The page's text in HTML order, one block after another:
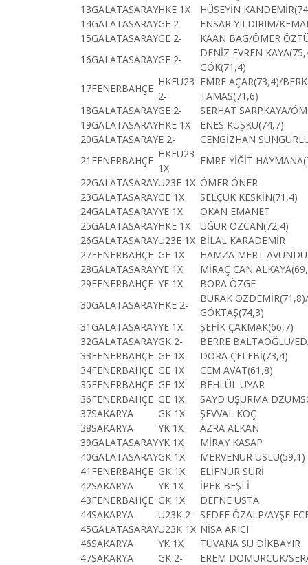
13GALATASARAYHKE 1X
HÜSEYİN
14GALATASARAYGE 2-
ENSAR YILDIRIM/
15GALATASARAYGE 2-
KAAN BAĞ/ÖMER
16GALATASARAYGE 2-
DENİZ EVREN
GÖK(71,4)
17FENERBAHÇE
HKEU23
2-
EMRE AÇAR(73,4)/
TAMAS(71,6)
18GALATASARAYGE 2-
SERHAT SARPKAYA/
19GALATASARAYHKE 1X
ENES KUŞKU(74,7)
20GALATASARAYE 2-
CENGİZHAN
21 FENERBAHÇE
HKEU23
1X
EMRE YİĞİT
22GALATASARAYU23E 1X ÖMER ÖNER
23GALATASARAYGE 1X
SELÇUK KESKİN(71,4)
24GALATASARAYYE 1X
OKAN EMANET
25GALATASARAYHKE 1X
UĞUR ÖZCAN(72,4)
26GALATASARAYU23E 1X BİLAL KARADEMİR
27FENERBAHÇE GE 1X
HAMZA MERT
28GALATASARAYYE 1X
MİRAÇ CAN
29FENERBAHÇE YE 1X
BORA ÖZGE
30GALATASARAYHKE 2-
BURAK
GÖKTAŞ(74,3)
31 GALATASARAYYE 1X
ŞEFİK ÇAKMAK(66,7)
32GALATASARAYGK 2-
BERRE BALTAOĞLU/
33FENERBAHÇE GE 1X
DORA ÇELEBİ(73,4)
34FENERBAHÇE GE 1X
CEM AVAT(61,8)
35FENERBAHÇE GE 1X
BEHLÜL UYAR
36FENERBAHÇE GE 1X
SAYD UŞURMA
37SAKARYA GK 1X
ŞEVVAL KOÇ
38SAKARYA YK 1X
AZRA ALKAN
39GALATASARAYYK 1X
MİRAY KASAP
40GALATASARAYGK 1X
MERVENUR USLU(59,1)
41 FENERBAHÇE GK 1X
ELİFNUR SURİ
42SAKARYA YK 1X
İPEK BEŞLİ
43FENERBAHÇE GK 1X
DEFNE USTA
44SAKARYA U23K 2- SEDEF ÖZALP/AYŞE
45GALATASARAYU23K 1X NİSA ARICI
46SAKARYA YK 1X
TUVANA SU DİKBAYIR
47SAKARYA GK 2- EREM DOMURCUK/